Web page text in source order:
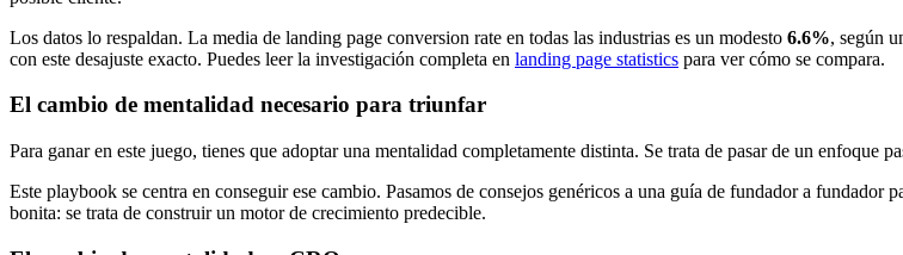
Los datos lo respaldan. La media de landing page conversion rate en todas las industrias es un modesto 6.6%, según
con este desajuste exacto. Puedes leer la investigación completa en landing page statistics para ver cómo se compara.
El cambio de mentalidad necesario para triunfar
Para ganar en este juego, tienes que adoptar una mentalidad completamente distinta. Se trata de pasar de un enfoque
Este playbook se centra en conseguir ese cambio. Pasamos de consejos genéricos a una guía de fundador a
bonita: se trata de construir un motor de crecimiento predecible.